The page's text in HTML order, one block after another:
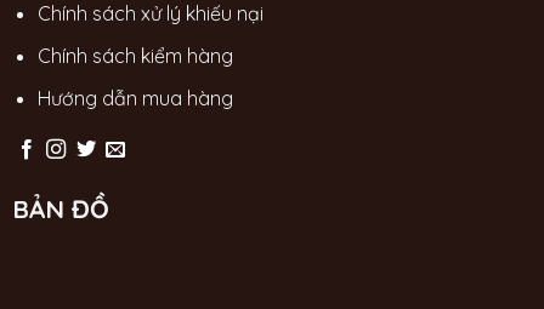
Chính sách xử lý khiếu nại
Chính sách kiểm hàng
Hướng dẫn mua hàng
BẢN ĐỒ